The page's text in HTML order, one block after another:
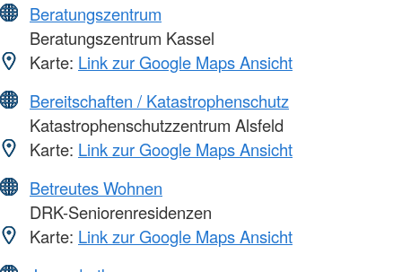
Beratungszentrum
Beratungszentrum Kassel
Karte: Link zur Google Maps Ansicht
Bereitschaften / Katastrophenschutz
Katastrophenschutzzentrum Alsfeld
Karte: Link zur Google Maps Ansicht
Betreutes Wohnen
DRK-Seniorenresidenzen
Karte: Link zur Google Maps Ansicht